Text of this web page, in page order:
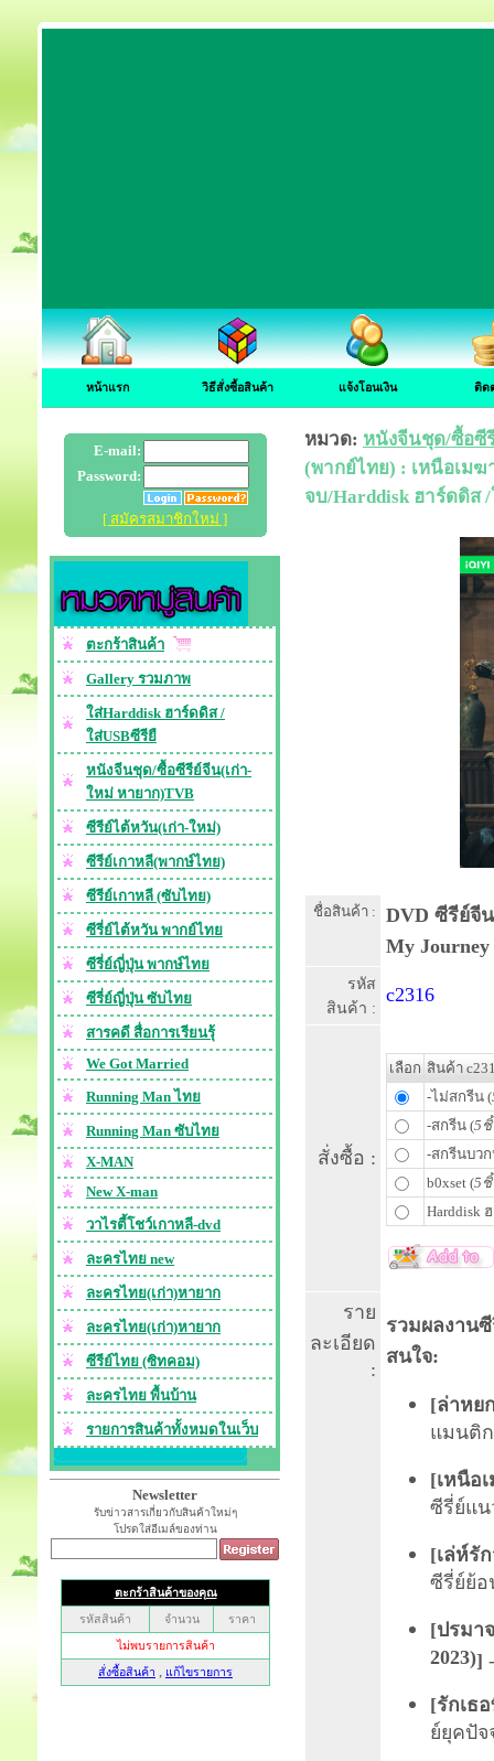
หน้าแรก วิธีสั่งซื้อสินค้า แจ้งโอนเงิน ติด
E-mail:
Password:
[ สมัครสมาชิกใหม่ ]
ตะกร้าสินค้า
Gallery รวมภาพ
ใส่Harddisk ฮาร์ดดิส /
ใส่USBซีรียื
หนังจีนชุด/ซื้อซีรีย์จีน(เก่า-
ใหม่ หายาก)TVB
ซีรีย์ไต้หวัน(เก่า-ใหม่)
ซีรีย์เกาหลี(พากษ์ไทย)
ซีรีย์เกาหลี (ซับไทย)
ซีรี่ย์ไต้หวัน พากย์ไทย
ซีรี่ย์ญี่ปุ่น พากษ์ไทย
ซีรี่ย์ญี่ปุ่น ซับไทย
สารคดี สื่อการเรียนรุ้
We Got Married
Running Man ไทย
Running Man ซับไทย
X-MAN
New X-man
วาไรตี้โชว์เกาหลี-dvd
ละครไทย new
ละครไทย(เก่า)หายาก
ละครไทย(เก่า)หายาก
ซีรีย์ไทย (ซิทคอม)
ละครไทย พื้นบ้าน
รายการสินค้าทั้งหมดในเว็บ
Newsletter
รับข่าวสารเกี่ยวกับสินค้าใหม่ๆ
โปรดใส่อีเมล์ของท่าน
หมวด: หนังจีนชุด/ซื้อซี
(พากย์ไทย) : เหนือเมฆ
จบ/Harddisk ฮาร์ดดิส /
ชื่อสินค้า :
DVD ซีรีย์จี
My
รหัส
สินค้า :
c2316
สั่งซื้อ :
เลือก สินค้า
-ไม่สกรีน (
-สกรีน (5
-สกรีนบวก
b0xset (5
Harddisk
ราย
ละเอียด
:
รวมผลงาน
สนใจ:
[ล่าหย
แมนติ
[เหนือ
ซีรี่ย์แ
[เล่ห์รั
ซีรี่ย์ย้
[ปรมา
2023)]
[รักเธ
ย์ยุคปั